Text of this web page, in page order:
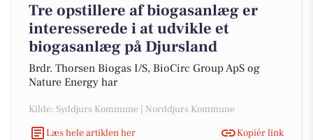
Tre opstillere af biogasanlæg er
interesserede i at udvikle et
biogasanlæg på Djursland
Brdr. Thorsen Biogas I/S, BioCirc Group ApS og
Nature Energy har
Kilde: Syddjurs Kommune | Norddjurs Kommune
Læs hele artiklen her
Kopiér link